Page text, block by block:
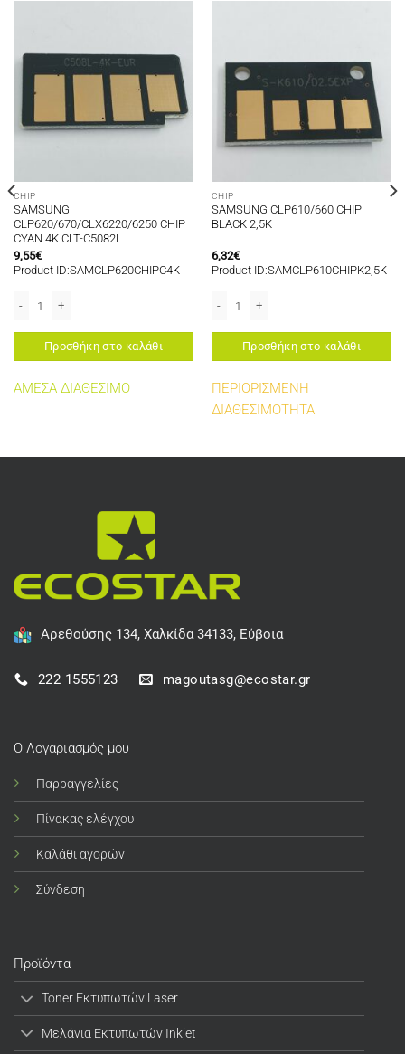
CHIP
SAMSUNG
CLP620/670/CLX6220/6250 CHIP
CYAN 4K CLT-C5082L
9,55€
Product ID:SAMCLP620CHIPC4K
Προσθήκη στο καλάθι
ΑΜΕΣΑ ΔΙΑΘΕΣΙΜΟ
CHIP
SAMSUNG CLP610/660 CHIP
BLACK 2,5K
6,32€
Product ID:SAMCLP610CHIPK2,5K
Προσθήκη στο καλάθι
ΠΕΡΙΟΡΙΣΜΕΝΗ
ΔΙΑΘΕΣΙΜΟΤΗΤΑ
Αρεθούσης 134, Χαλκίδα 34133, Εύβοια
222 1555123 magoutasg@ecostar.gr
Ο Λογαριασμός μου
Παρραγγελίες
Πίνακας ελέγχου
Καλάθι αγορών
Σύνδεση
Προϊόντα
Toner Εκτυπωτών Laser
Μελάνια Εκτυπωτών Inkjet